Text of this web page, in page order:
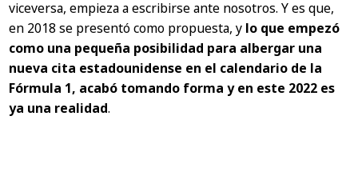
viceversa, empieza a escribirse ante nosotros. Y es que,
en 2018 se presentó como propuesta, y lo que empezó
como una pequeña posibilidad para albergar una
nueva cita estadounidense en el calendario de la
Fórmula 1, acabó tomando forma y en este 2022 es
ya una realidad.